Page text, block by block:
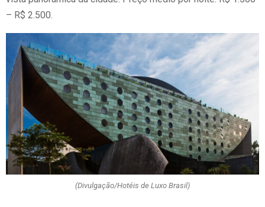
– R$ 2.500.
(Divulgação/Hotéis de Luxo Brasil)